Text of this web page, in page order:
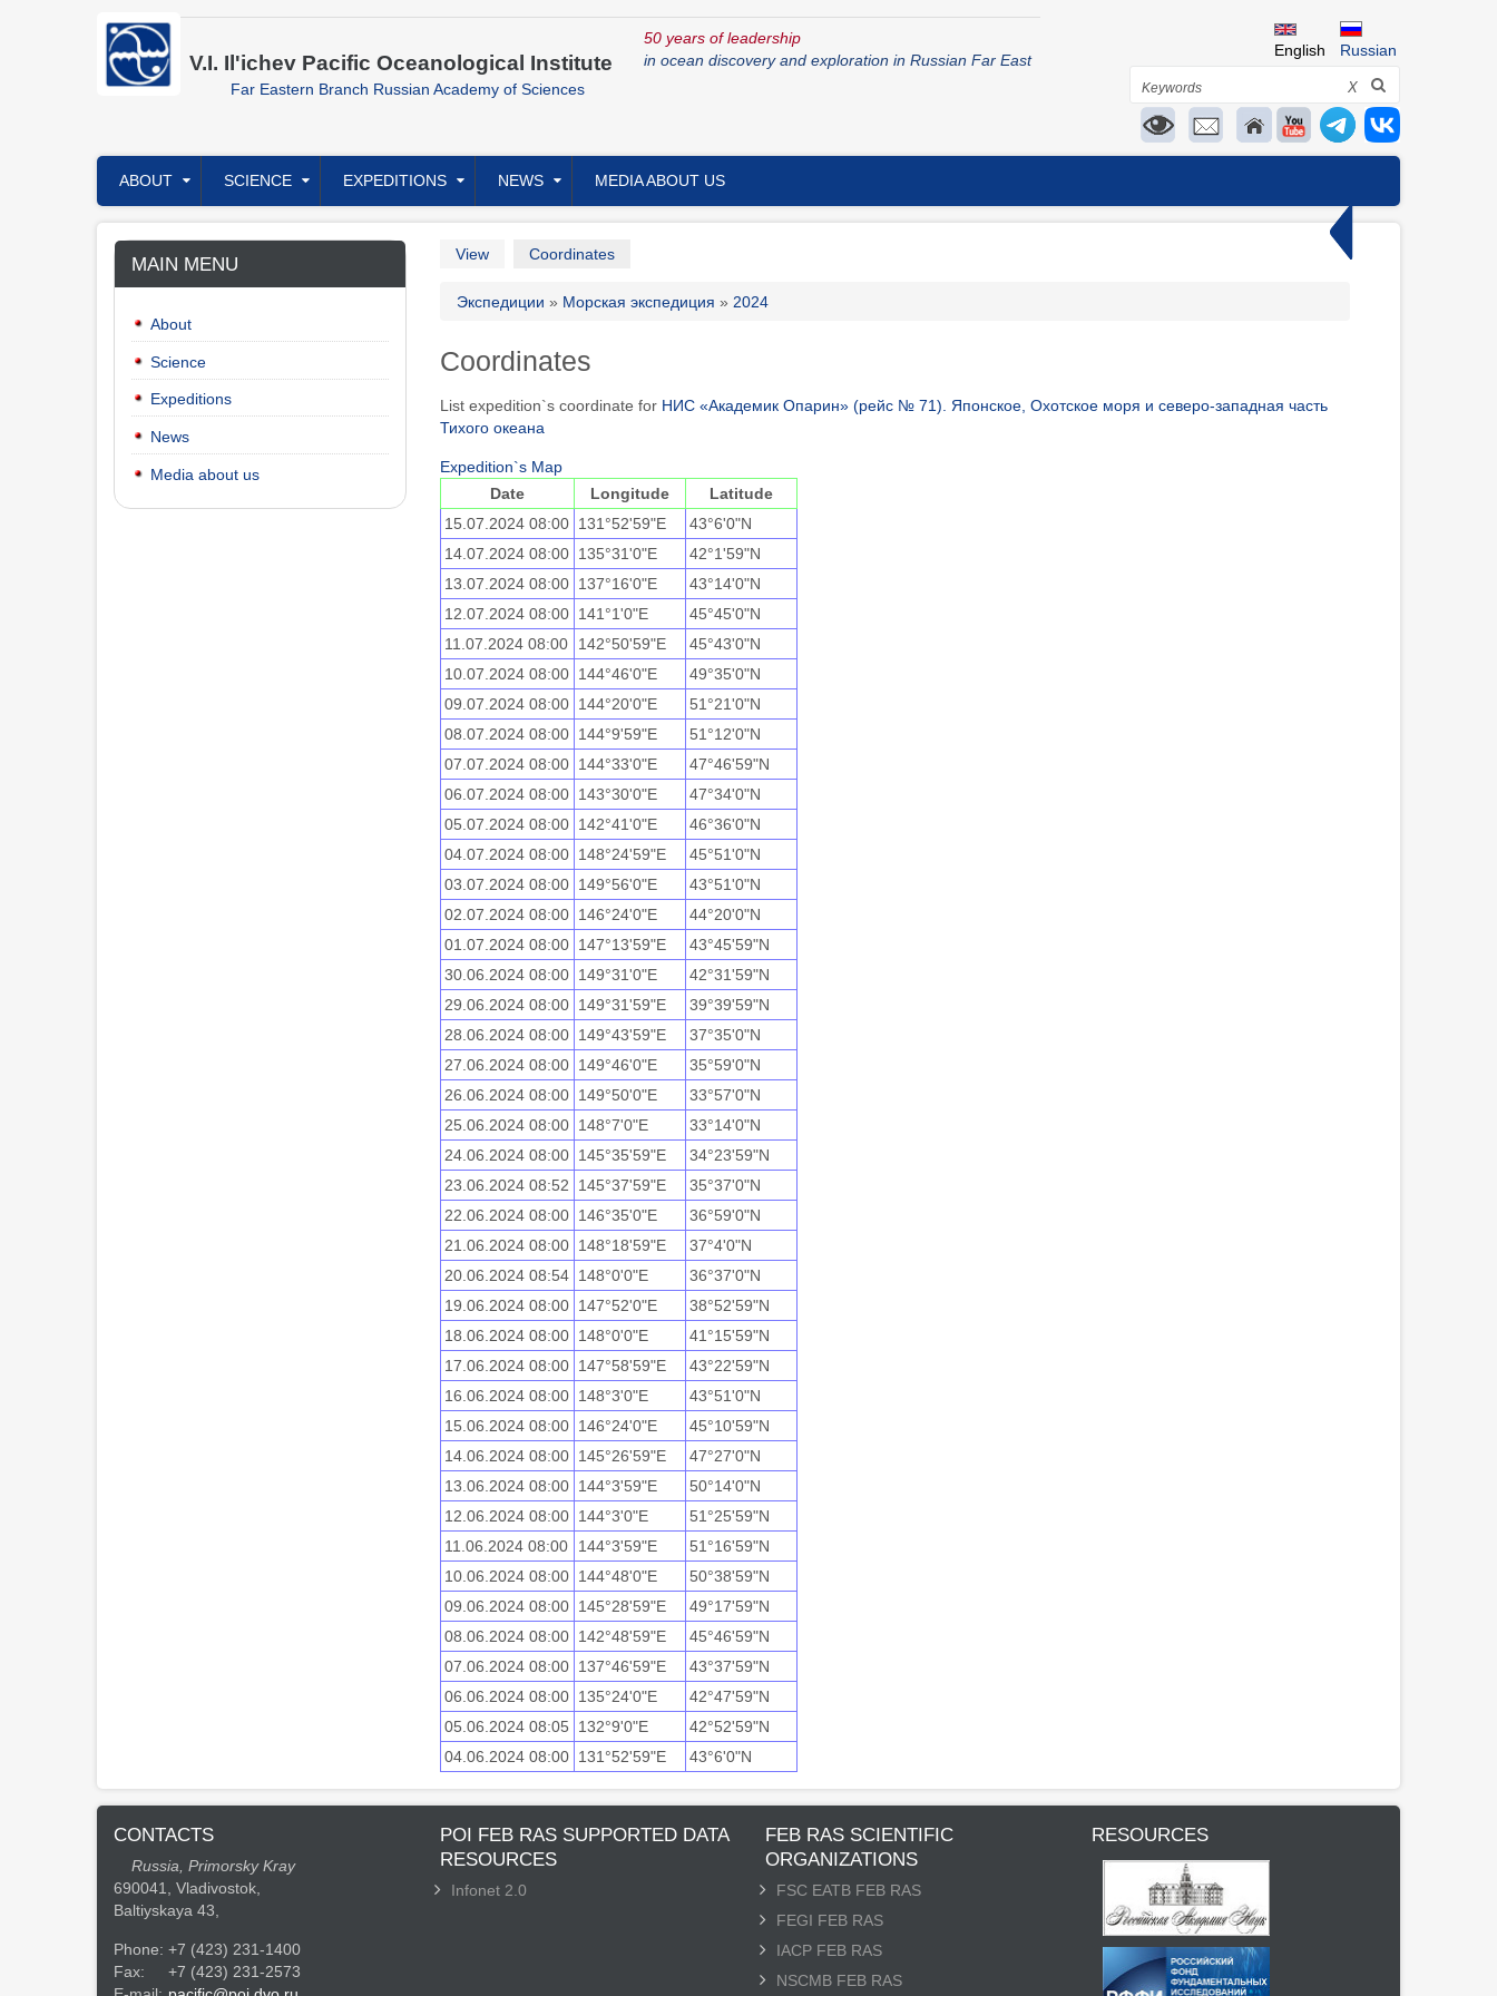
V.I. Il'ichev Pacific Oceanological Institute
Far Eastern Branch Russian Academy of Sciences
50 years of leadership
in ocean discovery and exploration in Russian Far East
Russian
English
Search X
Главное
меню
ABOUT SCIENCE EXPEDITIONS NEWS MEDIA ABOUT US
MAIN MENU
About
Science
Expeditions
News
Media about us
Primary
View Coordinates
Breadcrumb
Экспедиции Морская экспедиция 2024
Coordinates
List expedition`s coordinate for НИС «Академик Опарин» (рейс № 71). Японское, Охотское моря и северо-западная часть
Тихого океана
Expedition`s Map
Date
Longitude
Latitude
15.07.2024 08:00 131°52'59"E
43°6'0"N
14.07.2024 08:00 135°31'0"E
42°1'59"N
13.07.2024 08:00 137°16'0"E
43°14'0"N
12.07.2024 08:00 141°1'0"E
45°45'0"N
11.07.2024 08:00
142°50'59"E
45°43'0"N
10.07.2024 08:00 144°46'0"E
49°35'0"N
09.07.2024 08:00 144°20'0"E
51°21'0"N
08.07.2024 08:00 144°9'59"E
51°12'0"N
07.07.2024 08:00 144°33'0"E
47°46'59"N
06.07.2024 08:00 143°30'0"E
47°34'0"N
05.07.2024 08:00 142°41'0"E
46°36'0"N
04.07.2024 08:00 148°24'59"E
45°51'0"N
03.07.2024 08:00 149°56'0"E
43°51'0"N
02.07.2024 08:00 146°24'0"E
44°20'0"N
01.07.2024 08:00 147°13'59"E
43°45'59"N
30.06.2024 08:00 149°31'0"E
42°31'59"N
29.06.2024 08:00 149°31'59"E
39°39'59"N
28.06.2024 08:00 149°43'59"E
37°35'0"N
27.06.2024 08:00 149°46'0"E
35°59'0"N
26.06.2024 08:00 149°50'0"E
33°57'0"N
25.06.2024 08:00 148°7'0"E
33°14'0"N
24.06.2024 08:00 145°35'59"E
34°23'59"N
23.06.2024 08:52
145°37'59"E
35°37'0"N
22.06.2024 08:00 146°35'0"E
36°59'0"N
21.06.2024 08:00 148°18'59"E
37°4'0"N
20.06.2024 08:54 148°0'0"E
36°37'0"N
19.06.2024 08:00 147°52'0"E
38°52'59"N
18.06.2024 08:00 148°0'0"E
41°15'59"N
17.06.2024 08:00 147°58'59"E
43°22'59"N
16.06.2024 08:00 148°3'0"E
43°51'0"N
15.06.2024 08:00 146°24'0"E
45°10'59"N
14.06.2024 08:00 145°26'59"E
47°27'0"N
13.06.2024 08:00 144°3'59"E
50°14'0"N
12.06.2024 08:00 144°3'0"E
51°25'59"N
11.06.2024 08:00
144°3'59"E
51°16'59"N
10.06.2024 08:00 144°48'0"E
50°38'59"N
09.06.2024 08:00 145°28'59"E
49°17'59"N
08.06.2024 08:00 142°48'59"E
45°46'59"N
07.06.2024 08:00 137°46'59"E
43°37'59"N
06.06.2024 08:00 135°24'0"E
42°47'59"N
05.06.2024 08:05
132°9'0"E
42°52'59"N
04.06.2024 08:00 131°52'59"E 43°6'0"N
CONTACTS
Russia, Primorsky Kray
690041, Vladivostok,
Baltiyskaya 43,
Phone: +7 (423) 231-1400
Fax:
+7 (423) 231-2573
POI FEB RAS SUPPORTED DATA
RESOURCES
Infonet 2.0
FEB RAS SCIENTIFIC
ORGANIZATIONS
FSC EATB FEB RAS
FEGI FEB RAS
IACP FEB RAS
NSCMB FEB RAS
RESOURCES